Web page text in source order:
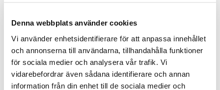
Denna webbplats använder cookies
Vi använder enhetsidentifierare för att anpassa innehållet
och annonserna till användarna, tillhandahålla funktioner
för sociala medier och analysera vår trafik. Vi
vidarebefordrar även sådana identifierare och annan
information från din enhet till de sociala medier och
2 års garanti
Design och funktionalitet
Ikonisk design av Foster + Partners karaktäriserar
denna skrivbordslampa från Lumina. Med sin